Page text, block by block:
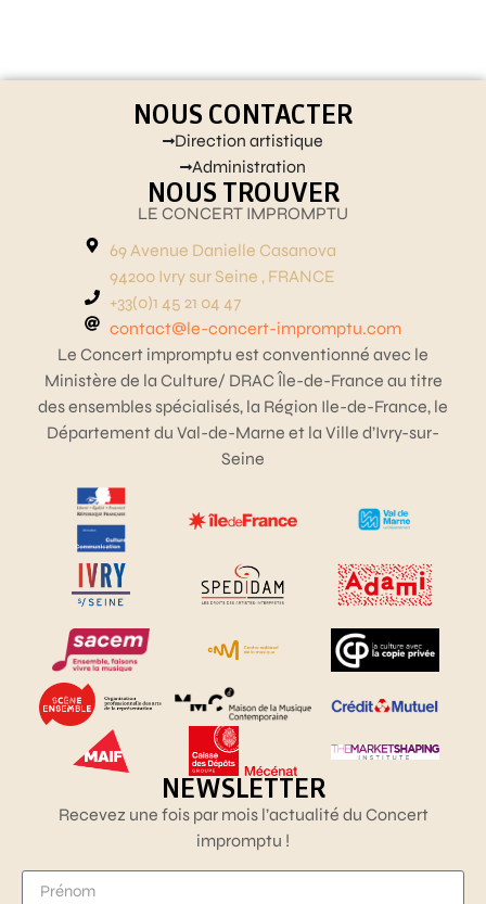
NOUS CONTACTER
Direction artistique
Administration
NOUS TROUVER
LE CONCERT IMPROMPTU
69 Avenue Danielle Casanova
94200 Ivry sur Seine , FRANCE
+33(0)1 45 21 04 47
contact@le-concert-impromptu.com
Le Concert impromptu est conventionné avec le
Ministère de la Culture/ DRAC Île-de-France au titre
des ensembles spécialisés, la Région Ile-de-France, le
Département du Val-de-Marne et la Ville d’Ivry-sur-
Seine
NEWSLETTER
Recevez une fois par mois l’actualité du Concert
impromptu !